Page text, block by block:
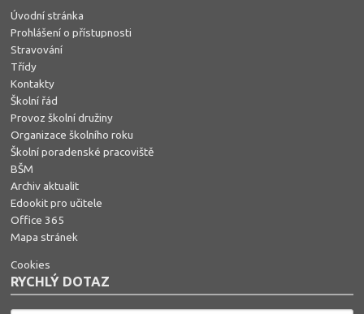
Úvodní stránka
Prohlášení o přístupnosti
Stravování
Třídy
Kontakty
Školní řád
Provoz školní družiny
Organizace školního roku
Školní poradenské pracoviště
BŠM
Archiv aktualit
Edookit pro učitele
Office 365
Mapa stránek
Cookies
RYCHLÝ DOTAZ